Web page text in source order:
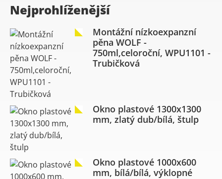
Nejprohlíženější
Montážní nízkoexpanzní
pěna WOLF -
750ml,celoroční, WPU1101 -
Trubičková
Okno plastové 1300x1300
mm, zlatý dub/bílá, štulp
Okno plastové 1000x600
mm, bílá/bílá, výklopné